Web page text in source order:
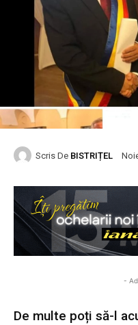
Scris De BISTRIȚEL
-
De multe poți să-l